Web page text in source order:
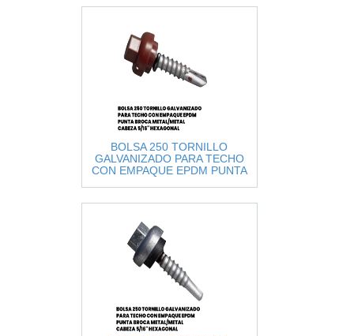
BOLSA 250 TORNILLO
GALVANIZADO PARA TECHO
CON EMPAQUE EPDM PUNTA